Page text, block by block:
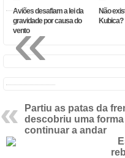
Aviões desafiam a lei da
gravidade por causa do
vento
Não
Kubica?
Partiu as patas da
descobriu uma
continuar a andar
«